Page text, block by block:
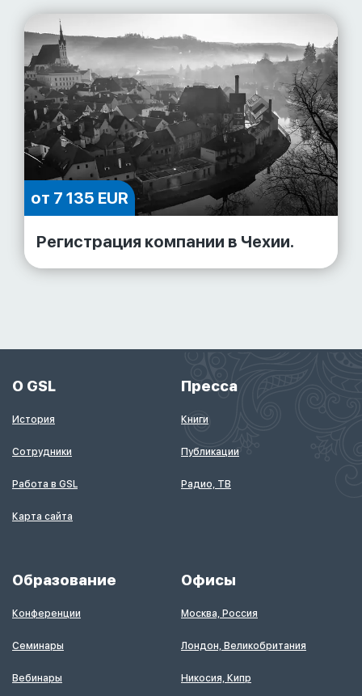
от 7 135 EUR
Регистрация компании в Чехии.
О GSL
История
Сотрудники
Работа в GSL
Карта сайта
Пресса
Книги
Публикации
Радио, ТВ
Образование
Конференции
Семинары
Вебинары
Офисы
Москва, Россия
Лондон, Великобритания
Никосия, Кипр